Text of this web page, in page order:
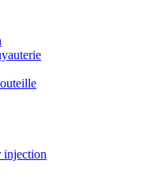
injection